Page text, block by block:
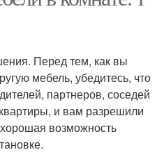
Перед тем, как вы
мебель, убедитесь, что
партнеров, соседей
и вам разрешили
возможность